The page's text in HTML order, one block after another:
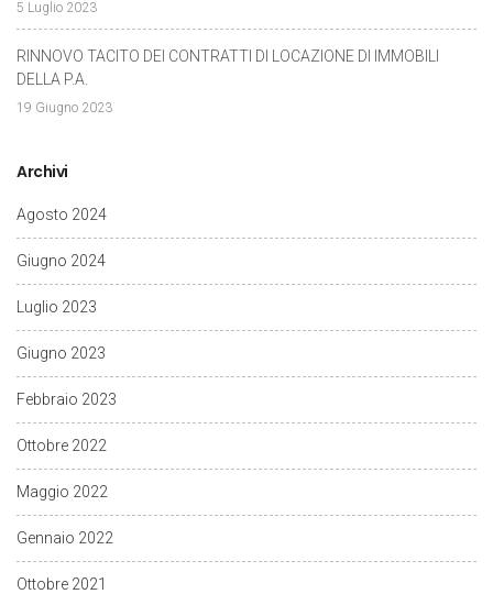
5 Luglio 2023
RINNOVO TACITO DEI CONTRATTI DI LOCAZIONE DI IMMOBILI
DELLA P.A.
19 Giugno 2023
Archivi
Agosto 2024
Giugno 2024
Luglio 2023
Giugno 2023
Febbraio 2023
Ottobre 2022
Maggio 2022
Gennaio 2022
Ottobre 2021